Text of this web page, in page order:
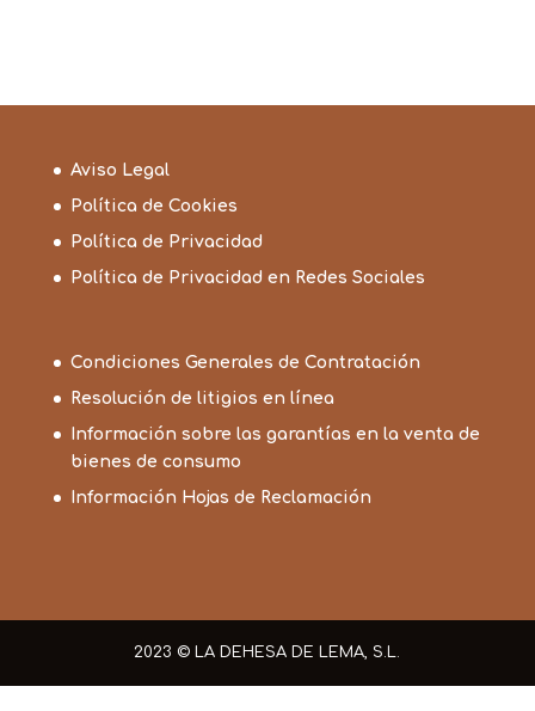
Aviso Legal
Política de Cookies
Política de Privacidad
Política de Privacidad en Redes Sociales
Condiciones Generales de Contratación
Resolución de litigios en línea
Información sobre las garantías en la venta de
bienes de consumo
Información Hojas de Reclamación
2023 © LA DEHESA DE LEMA, S.L.